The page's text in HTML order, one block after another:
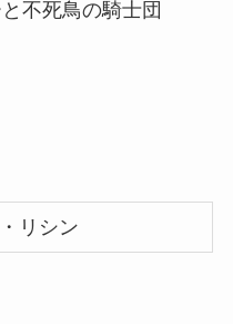
不死鳥の騎士団
リシン